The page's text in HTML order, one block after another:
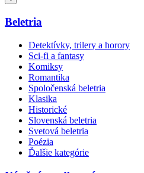
Beletria
Detektívky, trilery a horory
Sci-fi a fantasy
Komiksy
Romantika
Spoločenská beletria
Klasika
Historické
Slovenská beletria
Svetová beletria
Poézia
Ďalšie kategórie